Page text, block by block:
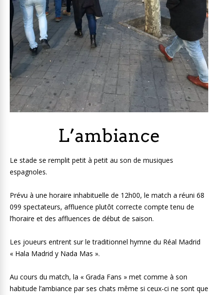
L’ambiance
Le stade se remplit petit à petit au son de musiques
espagnoles.
Prévu à une horaire inhabituelle de 12h00, le match a réuni 68
099 spectateurs, affluence plutôt correcte compte tenu de
l’horaire et des affluences de début de saison.
Les joueurs entrent sur le traditionnel hymne du Réal Madrid
« Hala Madrid y Nada Mas ».
Au cours du match, la « Grada Fans » met comme à son
habitude l’ambiance par ses chats même si ceux-ci ne sont que